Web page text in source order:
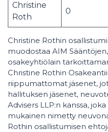
Christine
Roth
0
Christine Rothin
muodostaa AIM
osakeyhtiölain
Christine Rothin
riippumattomat jäsenet,
hallituksen jäsenet,
Advisers LLP:n kanssa,
mukainen nimetty
Rothin osallistumisen